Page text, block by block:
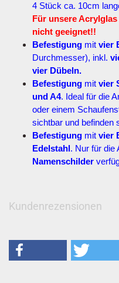
4 Stück ca. 10cm
Für unsere
nicht geeignet!!
Befestigung mit vier
Durchmesser), inkl.
vier Dübeln.
Befestigung mit vier
und A4. Ideal für die
oder einem
sichtbar und befinden
Befestigung mit vier
Edelstahl. Nur für die
Namenschilder
Kundenrezensionen